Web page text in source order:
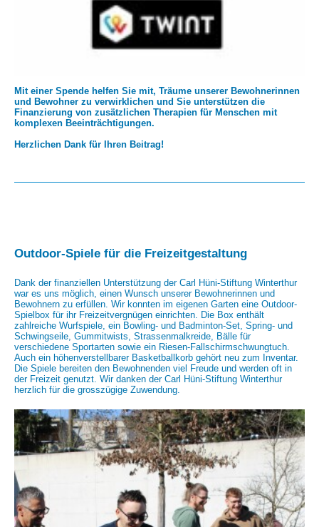
Mit einer Spende helfen Sie mit, Träume unserer Bewohnerinnen
und Bewohner zu verwirklichen und Sie unterstützen die
Finanzierung von zusätzlichen Therapien für Menschen mit
komplexen Beeinträchtigungen.
Herzlichen Dank für Ihren Beitrag!
Outdoor-Spiele für die Freizeitgestaltung
Dank der finanziellen Unterstützung der Carl Hüni-Stiftung Winterthur
war es uns möglich, einen Wunsch unserer Bewohnerinnen und
Bewohnern zu erfüllen. Wir konnten im eigenen Garten eine Outdoor-
Spielbox für ihr Freizeitvergnügen einrichten. Die Box enthält
zahlreiche Wurfspiele, ein Bowling- und Badminton-Set, Spring- und
Schwingseile, Gummitwists, Strassenmalkreide, Bälle für
verschiedene Sportarten sowie ein Riesen-Fallschirmschwungtuch.
Auch ein höhenverstellbarer Basketballkorb gehört neu zum Inventar.
Die Spiele bereiten den Bewohnenden viel Freude und werden oft in
der Freizeit genutzt. Wir danken der Carl Hüni-Stiftung Winterthur
herzlich für die grosszügige Zuwendung.